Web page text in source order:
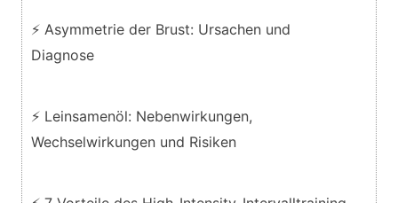
⚡ Asymmetrie der Brust: Ursachen und
Diagnose
⚡ Leinsamenöl: Nebenwirkungen,
Wechselwirkungen und Risiken